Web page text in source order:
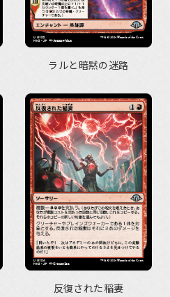
ラルと暗黙の迷路
反復された稲妻